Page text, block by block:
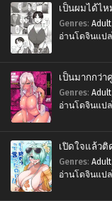
เป็นผมได้ไ
Genres: Adult
อ่านโดจินแป
เป็นมากกว่
Genres: Adult
อ่านโดจินแป
เปิดใจแล้วติ
Genres: Adult
อ่านโดจินแป